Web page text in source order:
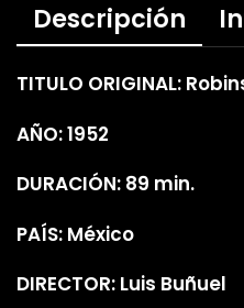
Descripción
TITULO ORIGINAL:
AÑO: 1952
DURACIÓN: 89 min.
PAÍS: México
DIRECTOR: Luis Buñuel